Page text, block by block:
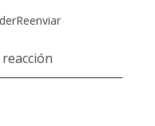
Reenviar